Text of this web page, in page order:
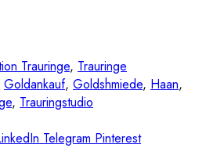
Trauringe, Trauringe
Goldankauf, Goldshmiede, Haan,
, Trauringstudio
Telegram Pinterest